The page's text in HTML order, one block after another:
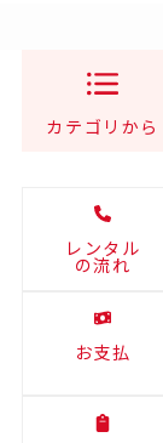
カテゴリから
レンタル
の流れ
お支払